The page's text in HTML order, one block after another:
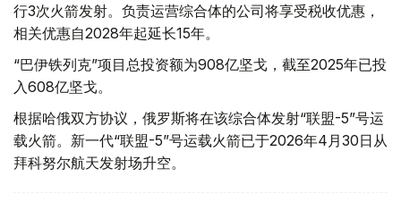
行3次火箭发射。负责运营综合体的公司将享受税收优惠，
相关优惠自2028年起延长15年。
“巴伊铁列克”项目总投资额为908亿坚戈，截至2025年已投
入608亿坚戈。
根据哈俄双方协议，俄罗斯将在该综合体发射“联盟-5”号运
载火箭。新一代“联盟-5”号运载火箭已于2026年4月30日从
拜科努尔航天发射场升空。